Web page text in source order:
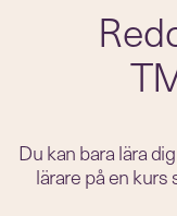
Du kan bara lära
lärare på en kurs